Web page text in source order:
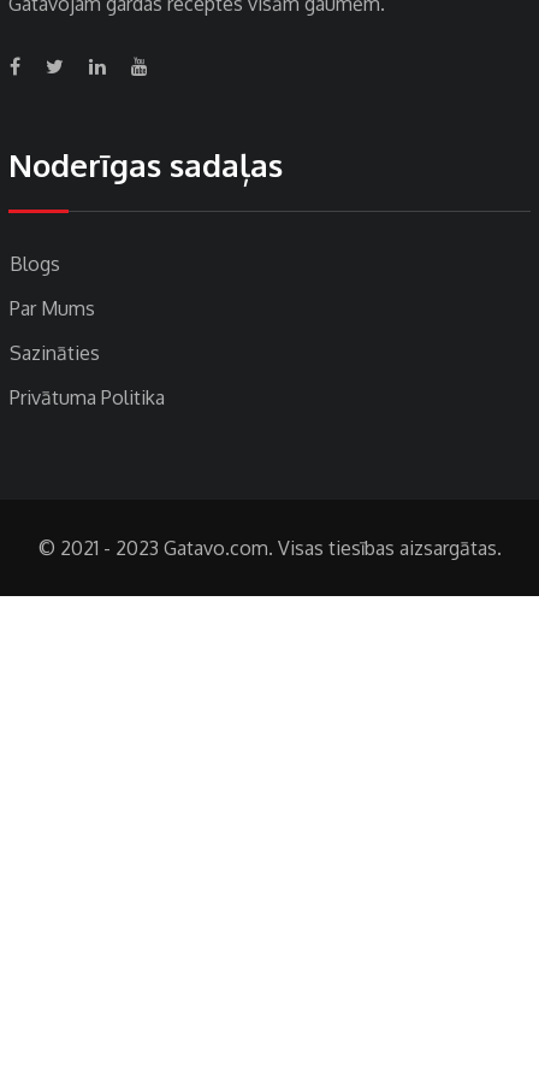
Noderīgas sadaļas
Blogs
Par Mums
Sazināties
Privātuma Politika
© 2021 - 2023 Gatavo.com. Visas tiesības aizsargātas.